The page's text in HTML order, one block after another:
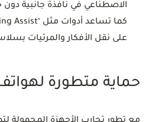
الاصطناعي في نافذة جانبية
على نقل الأفكار والمرئيات
حماية متطورة